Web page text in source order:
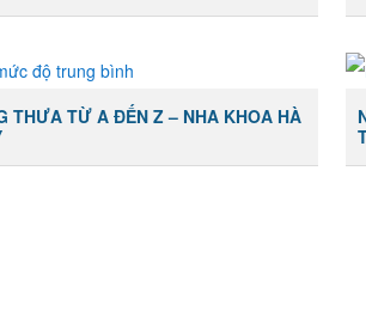
THƯA TỪ A ĐẾN Z – NHA KHOA HÀ